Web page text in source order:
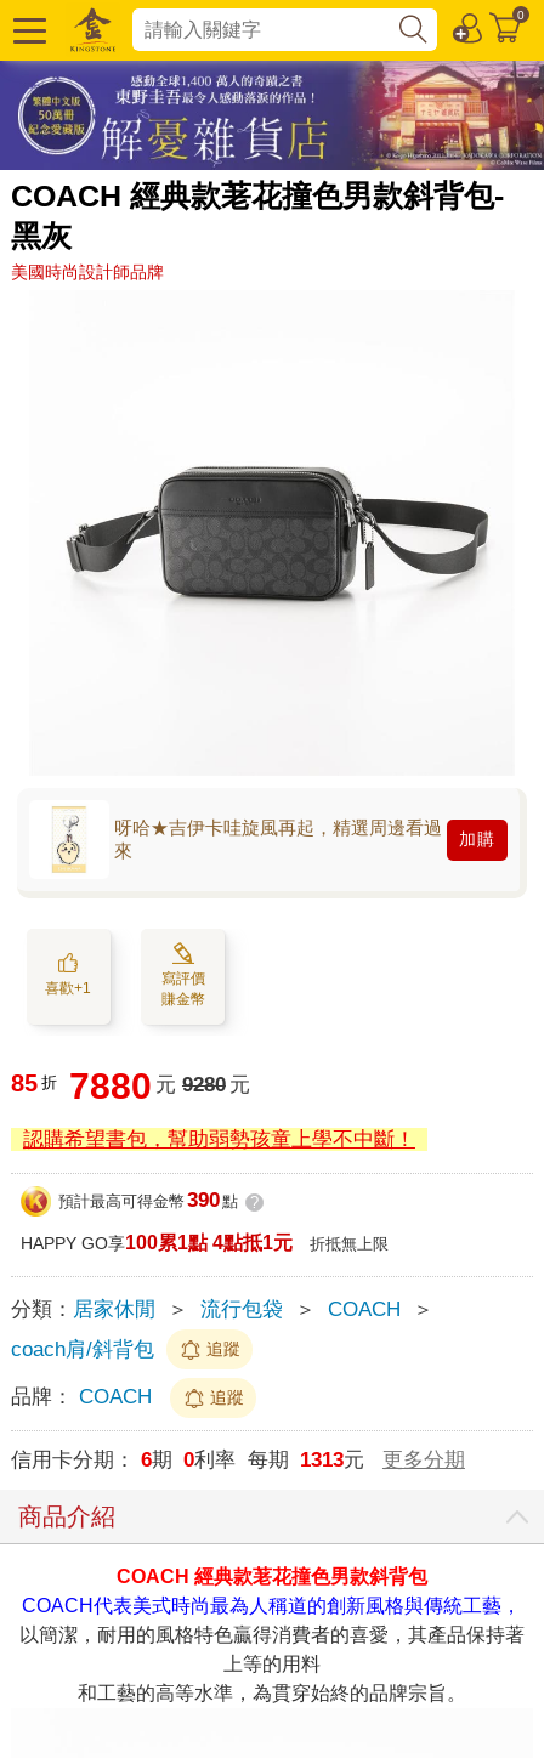
0
COACH 經典款荖花撞色男款斜背包-
黑灰
美國時尚設計師品牌
呀哈★吉伊卡哇旋風再起，精選周邊看過
來
加購
喜歡+1
寫評價
賺金幣
85 折 7880 元 9280 元
認購希望書包，幫助弱勢孩童上學不中斷！
預計最高可得金幣 390點 ?
HAPPY GO享100累1點 4點抵1元 折抵無上限
分類： 居家休閒 ＞ 流行包袋 ＞ COACH
＞
coach肩/斜背包
追蹤
品牌： COACH 追蹤
信用卡分期： 6期 0利率 每期 1313元 更多分期
商品介紹
COACH 經典款荖花撞色男款斜背包
COACH代表美式時尚最為人稱道的創新風格與傳統工藝，
以簡潔，耐用的風格特色贏得消費者的喜愛，其產品保持著
上等的用料
和工藝的高等水準，為貫穿始終的品牌宗旨。